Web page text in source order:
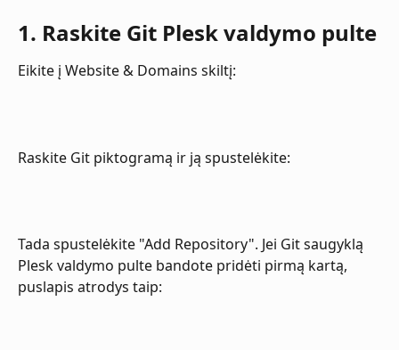
1. Raskite Git Plesk valdymo pulte
Eikite į Website & Domains skiltį:
Raskite Git piktogramą ir ją spustelėkite:
Tada spustelėkite "Add Repository". Jei Git saugyklą
Plesk valdymo pulte bandote pridėti pirmą kartą,
puslapis atrodys taip: